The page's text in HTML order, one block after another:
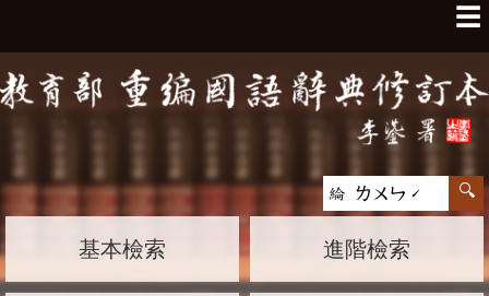
☰
基本檢索 進階檢索